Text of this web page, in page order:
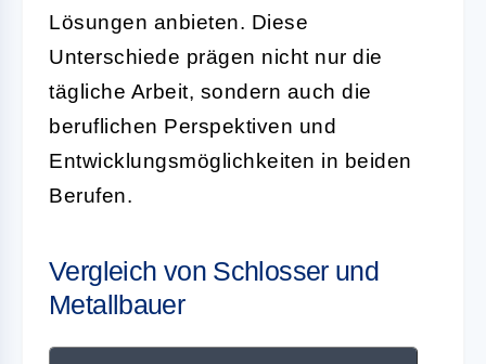
Lösungen anbieten. Diese
Unterschiede prägen nicht nur die
tägliche Arbeit, sondern auch die
beruflichen Perspektiven und
Entwicklungsmöglichkeiten in beiden
Berufen.
Vergleich von Schlosser und
Metallbauer